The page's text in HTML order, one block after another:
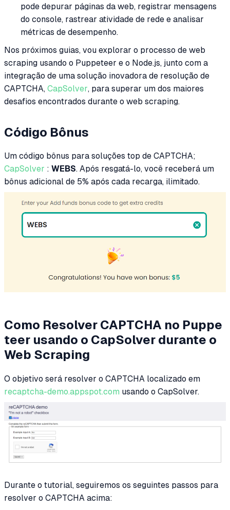
pode depurar páginas da web, registrar mensagens
do console, rastrear atividade de rede e analisar
métricas de desempenho.
Nos próximos guias, vou explorar o processo de web
scraping usando o Puppeteer e o Node.js, junto com a
integração de uma solução inovadora de resolução de
CAPTCHA, CapSolver, para superar um dos maiores
desafios encontrados durante o web scraping.
Código Bônus
Um código bônus para soluções top de CAPTCHA;
CapSolver : WEBS. Após resgatá-lo, você receberá um
bônus adicional de 5% após cada recarga, ilimitado.
Como Resolver CAPTCHA no Puppe
teer usando o CapSolver durante o
Web Scraping
O objetivo será resolver o CAPTCHA localizado em
recaptcha-demo.appspot.com usando o CapSolver.
Durante o tutorial, seguiremos os seguintes passos para
resolver o CAPTCHA acima: